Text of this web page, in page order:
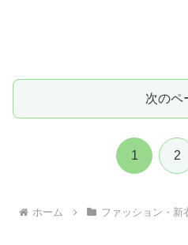
次のペ
1 2
ホーム ファッション・新